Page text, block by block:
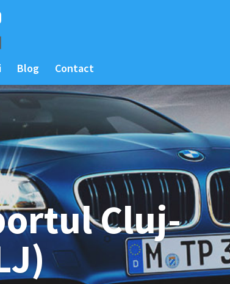
Blog Contact
Cluj-